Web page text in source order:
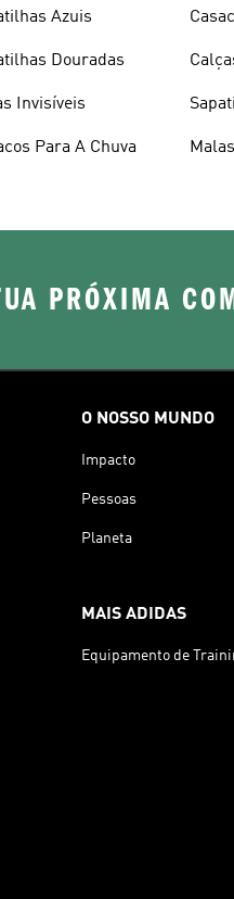
Azuis
Douradas
Invisíveis
Para A Chuva
PRÓXIMA
O NOSSO MUNDO
Impacto
Pessoas
Planeta
MAIS ADIDAS
Equipamento de